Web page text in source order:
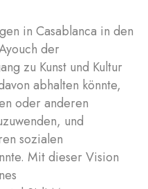
in Casablanca in den
der
zu Kunst und Kultur
abhalten könnte,
oder anderen
und
sozialen
Mit dieser Vision